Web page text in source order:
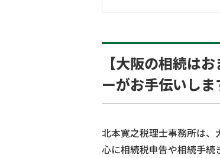
【大阪の相続は
ーがお手伝いしま
北本寛之税理士事務所は、
心に相続税申告や相続手